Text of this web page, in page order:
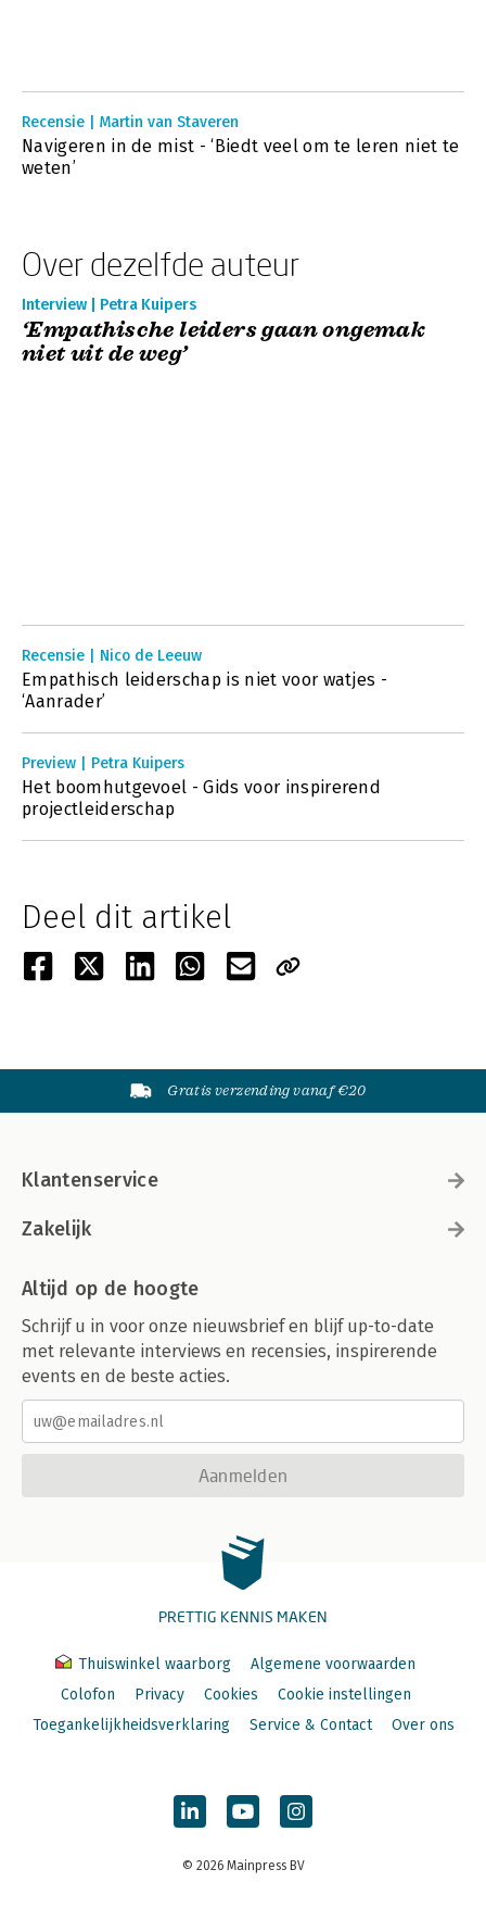
Recensie | Martin van Staveren
Navigeren in de mist - ‘Biedt veel om te leren niet te
weten’
Over dezelfde auteur
Interview | Petra Kuipers
‘Empathische leiders gaan ongemak
niet uit de weg’
Recensie | Nico de Leeuw
Empathisch leiderschap is niet voor watjes -
‘Aanrader’
Preview | Petra Kuipers
Het boomhutgevoel - Gids voor inspirerend
projectleiderschap
Deel dit artikel
Gratis verzending vanaf €20
Klantenservice
Zakelijk
Altijd op de hoogte
Schrijf u in voor onze nieuwsbrief en blijf up-to-date
met relevante interviews en recensies, inspirerende
events en de beste acties.
Aanmelden
PRETTIG KENNIS MAKEN
Thuiswinkel waarborg
Algemene voorwaarden
Colofon
Privacy Cookies
Cookie instellingen
Toegankelijkheidsverklaring
Service & Contact Over ons
© 2026 Mainpress BV